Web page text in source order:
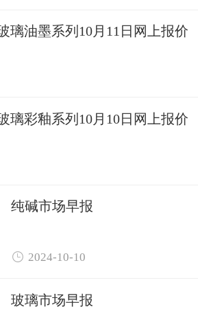
璃油墨系列10月11日网上报价
璃彩釉系列10月10日网上报价
纯碱市场早报
 2024-10-10
玻璃市场早报